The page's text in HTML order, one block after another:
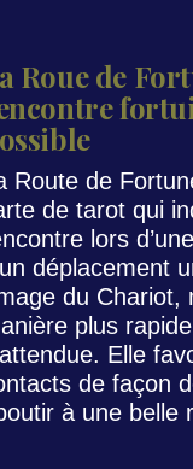
Roue de
Route de
de tarot qui
lors
déplacement
du Chariot,
plus
Elle
de façon
à une belle